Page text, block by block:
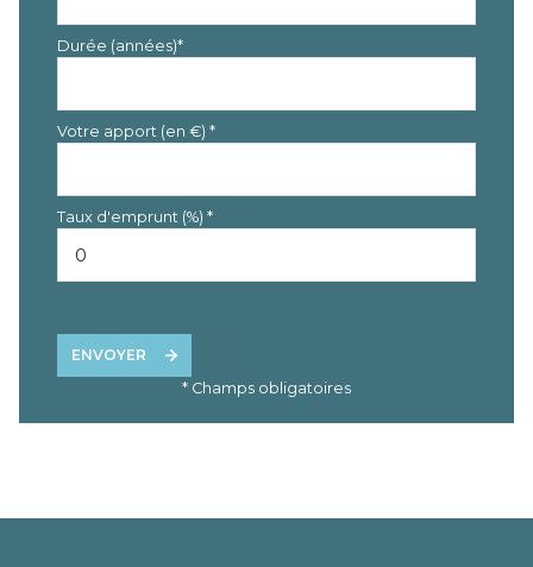
Durée (années)*
Votre apport (en €) *
Taux d'emprunt (%) *
ENVOYER
* Champs obligatoires